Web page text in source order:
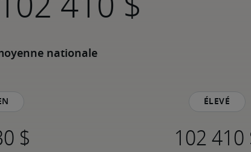
nationale
Élevé